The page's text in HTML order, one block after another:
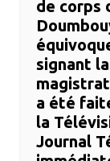
de corps
signant
magistrat
a été
la
Journal